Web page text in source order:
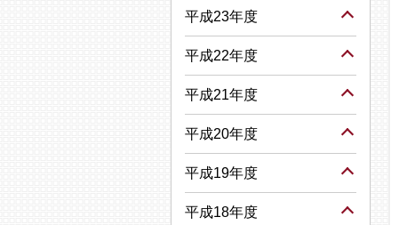
平成23年度
平成22年度
平成21年度
平成20年度
平成19年度
平成18年度